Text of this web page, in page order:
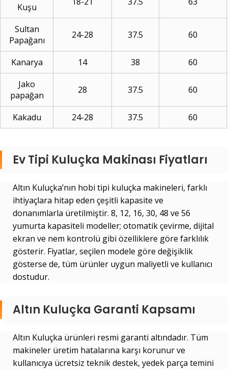
Kuşu
Sultan
Papağanı
24-28 37.5 60
Kanarya 14 38
60
Jako
papağan
28 37.5 60
Kakadu 24-28 37.5 60
Ev Tipi Kuluçka Makinası Fiyatları
Altın Kuluçka’nın hobi tipi kuluçka makineleri, farklı
ihtiyaçlara hitap eden çeşitli kapasite ve
donanımlarla üretilmiştir. 8, 12, 16, 30, 48 ve 56
yumurta kapasiteli modeller; otomatik çevirme, dijital
ekran ve nem kontrolü gibi özelliklere göre farklılık
gösterir. Fiyatlar, seçilen modele göre değişiklik
gösterse de, tüm ürünler uygun maliyetli ve kullanıcı
dostudur.
Altın Kuluçka Garanti Kapsamı
Altın Kuluçka ürünleri resmi garanti altındadır. Tüm
makineler üretim hatalarına karşı korunur ve
kullanıcıya ücretsiz teknik destek, yedek parça temini